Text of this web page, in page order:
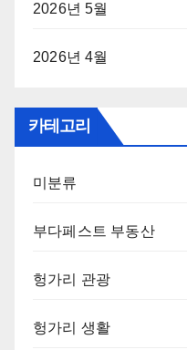
2026년 5월
2026년 4월
카테고리
미분류
부다페스트 부동산
헝가리 관광
헝가리 생활